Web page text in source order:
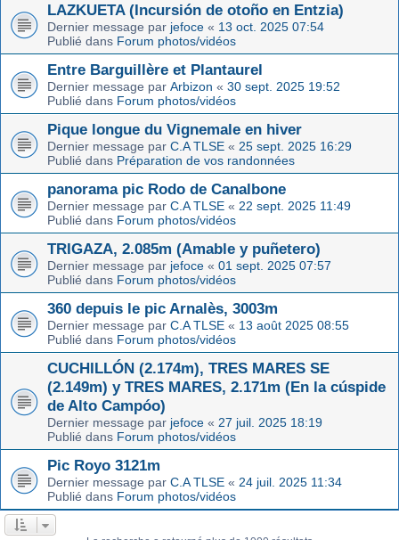
LAZKUETA (Incursión de otoño en Entzia)
Dernier message par jefoce « 13 oct. 2025 07:54
Publié dans Forum photos/vidéos
Entre Barguillère et Plantaurel
Dernier message par Arbizon « 30 sept. 2025 19:52
Publié dans Forum photos/vidéos
Pique longue du Vignemale en hiver
Dernier message par C.A TLSE « 25 sept. 2025 16:29
Publié dans Préparation de vos randonnées
panorama pic Rodo de Canalbone
Dernier message par C.A TLSE « 22 sept. 2025 11:49
Publié dans Forum photos/vidéos
TRIGAZA, 2.085m (Amable y puñetero)
Dernier message par jefoce « 01 sept. 2025 07:57
Publié dans Forum photos/vidéos
360 depuis le pic Arnalès, 3003m
Dernier message par C.A TLSE « 13 août 2025 08:55
Publié dans Forum photos/vidéos
CUCHILLÓN (2.174m), TRES MARES SE
(2.149m) y TRES MARES, 2.171m (En la cúspide
de Alto Campóo)
Dernier message par jefoce « 27 juil. 2025 18:19
Publié dans Forum photos/vidéos
Pic Royo 3121m
Dernier message par C.A TLSE « 24 juil. 2025 11:34
Publié dans Forum photos/vidéos